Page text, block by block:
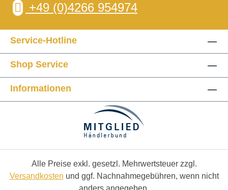
+49 (0)4266 954974
Service-Hotline
Shop Service
Informationen
Alle Preise exkl. gesetzl. Mehrwertsteuer zzgl.
Versandkosten und ggf. Nachnahmegebühren, wenn nicht
anders angegeben.